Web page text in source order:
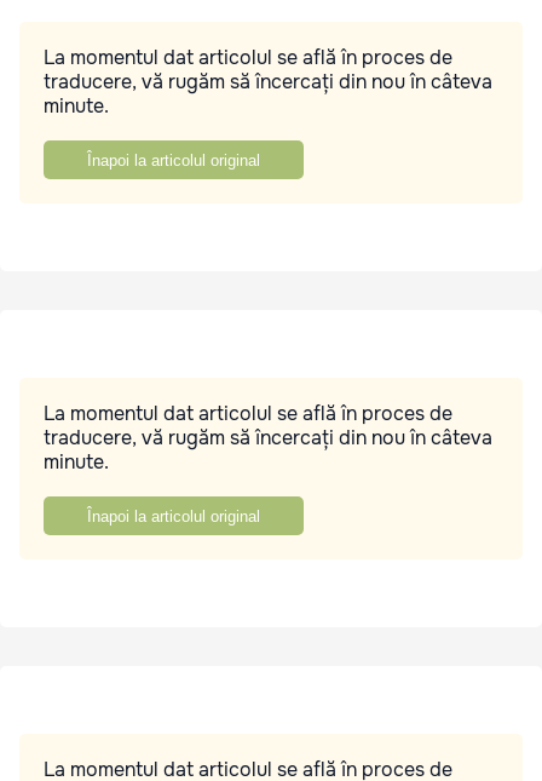
La momentul dat articolul se află în proces de
traducere, vă rugăm să încercați din nou în câteva
minute.
Înapoi la articolul original
La momentul dat articolul se află în proces de
traducere, vă rugăm să încercați din nou în câteva
minute.
Înapoi la articolul original
La momentul dat articolul se află în proces de